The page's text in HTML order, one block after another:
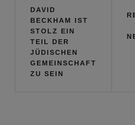
DAVID
BECKHAM IST
STOLZ EIN
TEIL DER
JÜDISCHEN
GEMEINSCHAFT
ZU SEIN